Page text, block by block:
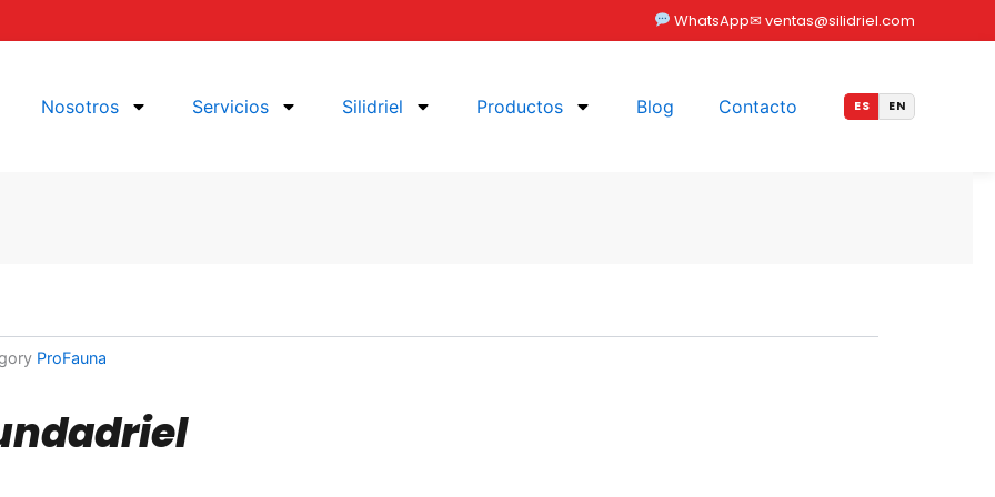
WhatsApp✉ ventas@silidriel.com
Nosotros Servicios Silidriel Productos Blog Contacto
ProFauna